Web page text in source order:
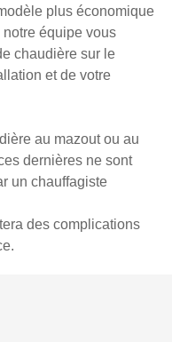
plus économique
équipe vous
chaudière sur le
et de votre
au mazout ou au
dernières ne sont
un chauffagiste
des complications